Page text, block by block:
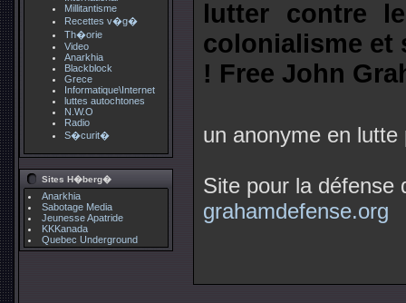
Millitantisme
Recettes v�g�
Th�orie
Video
Anarkhia
Blackblock
Grece
Informatique\Internet
luttes autochtones
N.W.O
Radio
S�curit�
Sites H�berg�
Anarkhia
Sabotage Media
Jeunesse Apatride
KKKanada
Quebec Underground
lutter contre
colonialisme et
! Free John
un anonyme en
Site pour la défense
grahamdefense.org